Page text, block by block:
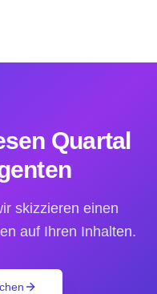
Quartal
skizzieren einen
auf Ihren Inhalten.